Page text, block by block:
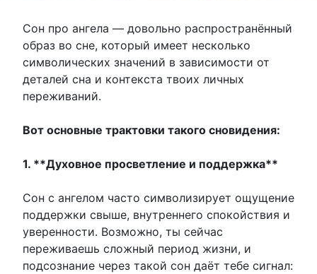
Сон про ангела — довольно распространённый
образ во сне, который имеет несколько
символических значений в зависимости от
деталей сна и контекста твоих личных
переживаний.
Вот основные трактовки такого сновидения:
1. **Духовное просветление и поддержка**
Сон с ангелом часто символизирует ощущение
поддержки свыше, внутреннего спокойствия и
уверенности. Возможно, ты сейчас
переживаешь сложный период жизни, и
подсознание через такой сон даёт тебе сигнал: